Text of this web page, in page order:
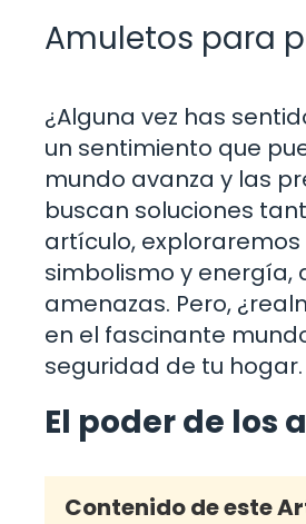
Amuletos para
¿Alguna vez has
un sentimiento que
mundo avanza y las
buscan soluciones
artículo,
simbolismo y energía,
amenazas. Pero,
en el fascinante
seguridad de tu hogar.
El poder de los
Contenido de este